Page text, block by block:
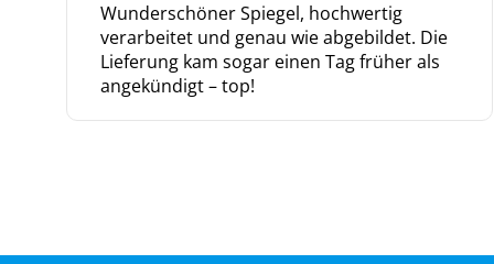
Wunderschöner Spiegel, hochwertig
verarbeitet und genau wie abgebildet. Die
Lieferung kam sogar einen Tag früher als
angekündigt – top!